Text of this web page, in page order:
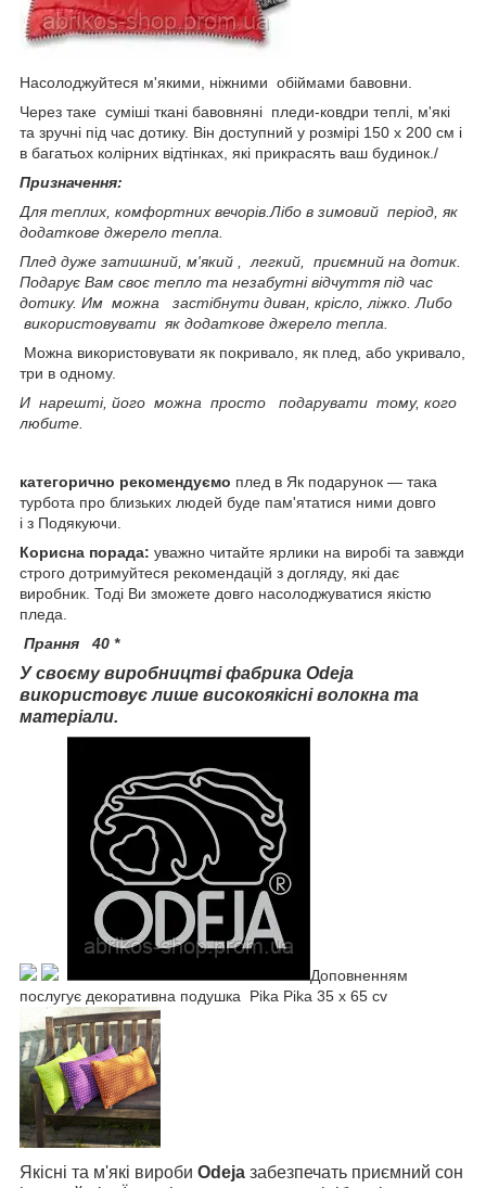
Насолоджуйтеся м'якими, ніжними обіймами бавовни.
Через таке суміші ткані бавовняні пледи-ковдри теплі, м'які
та зручні під час дотику. Він доступний у розмірі 150 х 200 см і
в багатьох колірних відтінках, які прикрасять ваш будинок./
Призначення:
Для теплих, комфортних вечорів.Лібо в зимовий період, як
додаткове джерело тепла.
Плед дуже затишний, м'який , легкий, приємний на дотик.
Подарує Вам своє тепло та незабутні відчуття під час
дотику. Им можна застібнути диван, крісло, ліжко. Либо
використовувати як додаткове джерело тепла.
Можна використовувати як покривало, як плед, або укривало,
три в одному.
И нарешті, його можна просто подарувати тому, кого
любите.
категорично рекомендуємо плед в Як подарунок — така
турбота про близьких людей буде пам'ятатися ними довго
і з Подякуючи.
Корисна порада: уважно читайте ярлики на виробі та завжди
строго дотримуйтеся рекомендацій з догляду, які дає
виробник. Тоді Ви зможете довго насолоджуватися якістю
пледа.
Прання 40 *
У своєму виробництві фабрика Odeja
використовує лише високоякісні волокна та
матеріали.
Доповненням
послугує декоративна подушка Pika Pika 35 x 65 cv
Якісні та м'які вироби Odeja забезпечать приємний сон